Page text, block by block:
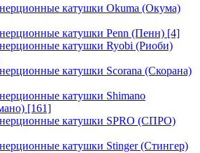
катушки Okuma (Окума)
катушки Penn (Пенн) [4]
катушки Ryobi (Риоби)
катушки Scorana (Скорана)
катушки Shimano
[161]
катушки SPRO (СПРО)
катушки Stinger (Стингер)